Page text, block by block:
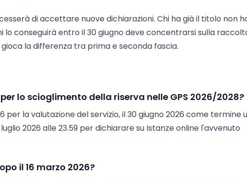
di accettare nuove dichiarazioni. Chi ha già il titolo non
conseguirà entro il 30 giugno deve concentrarsi sulla
la differenza tra prima e seconda fascia.
lo scioglimento della riserva nelle GPS 2026/2028?
per la valutazione del servizio, il 30 giugno 2026 come termine
2026 alle 23.59 per dichiarare su Istanze online l'avvenuto
il 16 marzo 2026?